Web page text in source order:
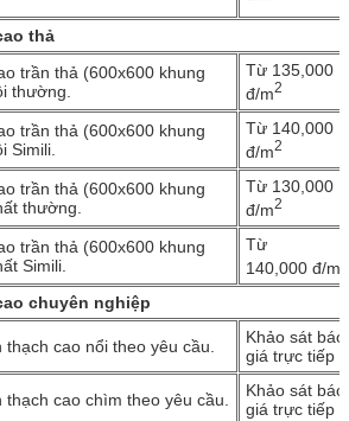
thả
trần thả (600x600 khung
thường.
Từ 135,000
đ/m2
trần thả (600x600 khung
Simili.
Từ 140,000
đ/m2
trần thả (600x600 khung
thường.
Từ 130,000
đ/m2
trần thả (600x600 khung
Simili.
Từ
140,000 đ/m
chuyên nghiệp
cao nổi theo yêu cầu.
Khảo sát báo
giá trực tiếp
cao chìm theo yêu cầu.
Khảo sát báo
giá trực tiếp